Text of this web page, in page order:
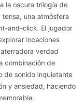
la oscura trilogía de
una atmósfera
and-click. El jugador
locaciones
verdad
combinación de
de sonido inquietante
y ansiedad, haciendo